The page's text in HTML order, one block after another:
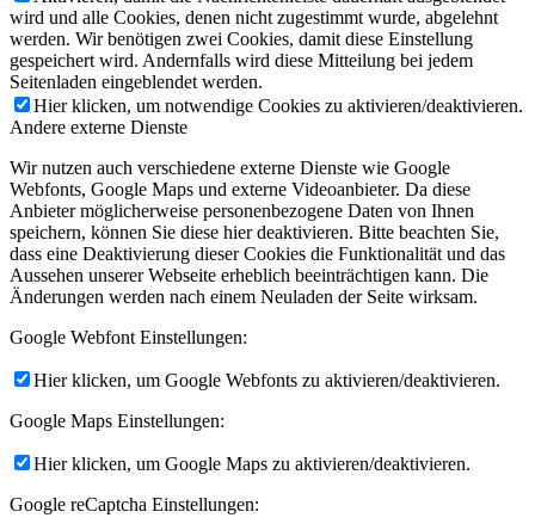
wird und alle Cookies, denen nicht zugestimmt wurde, abgelehnt
werden. Wir benötigen zwei Cookies, damit diese Einstellung
gespeichert wird. Andernfalls wird diese Mitteilung bei jedem
Seitenladen eingeblendet werden.
Hier klicken, um notwendige Cookies zu aktivieren/deaktivieren.
Andere externe Dienste
Wir nutzen auch verschiedene externe Dienste wie Google
Webfonts, Google Maps und externe Videoanbieter. Da diese
Anbieter möglicherweise personenbezogene Daten von Ihnen
speichern, können Sie diese hier deaktivieren. Bitte beachten Sie,
dass eine Deaktivierung dieser Cookies die Funktionalität und das
Aussehen unserer Webseite erheblich beeinträchtigen kann. Die
Änderungen werden nach einem Neuladen der Seite wirksam.
Google Webfont Einstellungen:
Hier klicken, um Google Webfonts zu aktivieren/deaktivieren.
Google Maps Einstellungen:
Hier klicken, um Google Maps zu aktivieren/deaktivieren.
Google reCaptcha Einstellungen: